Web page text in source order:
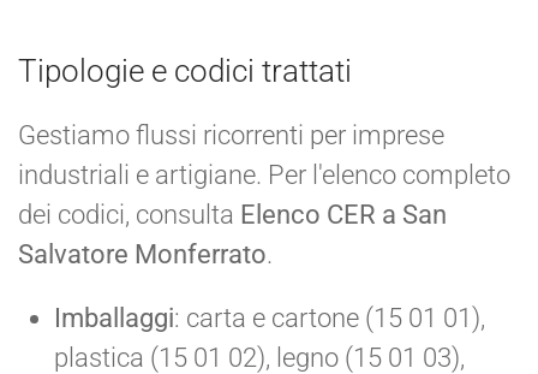
Tipologie e codici trattati
Gestiamo flussi ricorrenti per imprese
industriali e artigiane. Per l'elenco completo
dei codici, consulta Elenco CER a San
Salvatore Monferrato.
Imballaggi: carta e cartone (15 01 01),
plastica (15 01 02), legno (15 01 03),